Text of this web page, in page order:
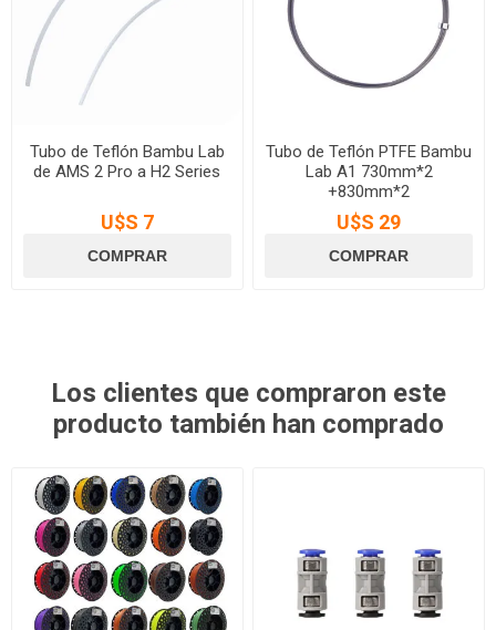
Tubo de Teflón Bambu Lab
de AMS 2 Pro a H2 Series
U$S 7
Tubo de Teflón PTFE Bambu
Lab A1 730mm*2
+830mm*2
U$S 29
Los clientes que compraron este
producto también han comprado